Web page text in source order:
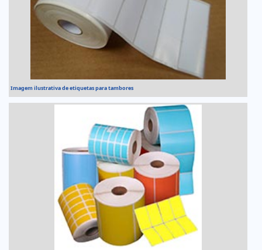
Imagem ilustrativa de etiquetas para tambores